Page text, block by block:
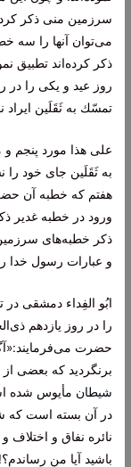
سرزمین منى ذكر
مى‌توان آنها را سه
ذكر كرده‌اند تطبیق
روز عید و یكى را در
تمسّك به ثَقَلَین ایراد
على هذا مورد پنجم
به ثَقَلَین جاى خود را
هفتم كه خطبه آن
ورود در خطبه غدیر
ذكر خطبه‌هاى سرزمین
و عبارات رسول خدا
ابُو الفِداء دمشقى در
را در روز یازدهم
حضرت
برنگردید كه بعضى از
شیطان مأیوس شده
در آن بسته است كه
نائره نفاق و اختلاف
باشید آیا من